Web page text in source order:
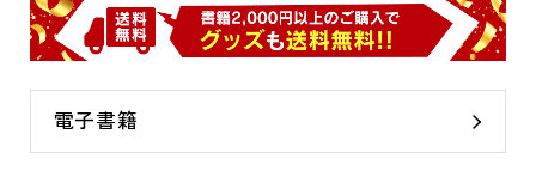
電子書籍